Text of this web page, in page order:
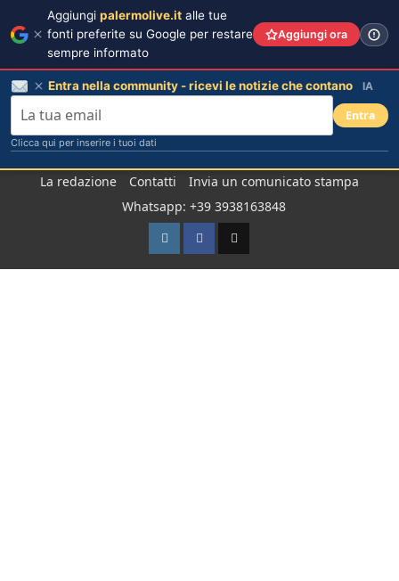
La redazione Contatti
Invia un comunicato stampa
Whatsapp: +39 3938163848
InstagramFacebook
TikTok
Aggiungi palermolive.it alle tue
fonti preferite su Google per restare
sempre informato
Aggiungi ora
Entra nella community - ricevi le notizie che contano IA
Entra
Clicca qui per inserire i tuoi dati